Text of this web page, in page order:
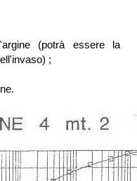
(potrà essere la
;